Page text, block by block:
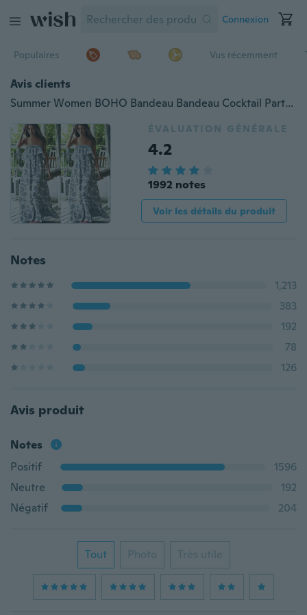
Connexion
Populaires Vus récemment
Avis clients
Summer Women BOHO Bandeau Bandeau Cocktail Party Soirée Soirée Longue robe longue robe de plage longue robe de plage
ÉVALUATION GÉNÉRALE
4.2
1992 notes
Voir les détails du produit
Notes
1,213
383
192
78
126
Avis produit
Notes
Positif
1596
Neutre
192
Négatif
204
Tout Photo Très utile